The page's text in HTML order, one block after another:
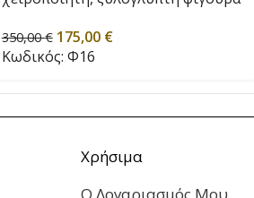
350,00€ 175,00 €
Κωδικός: Φ16
Χρήσιμα
Ο Λογαριασμός Μου